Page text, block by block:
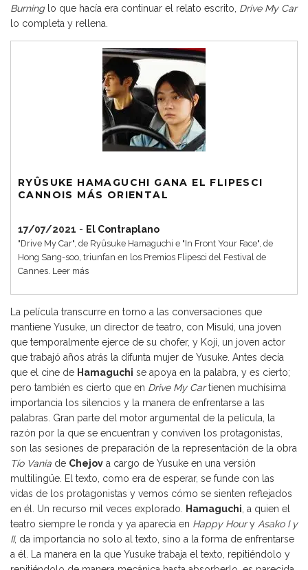
Burninglo que hacía era continuar el relato escrito, Drive My Car
lo completa y rellena.
RYÛSUKE HAMAGUCHI GANA EL FLIPESCI
CANNOIS MÁS ORIENTAL
17/07/2021 - El Contraplano
"Drive My Car", de Ryûsuke Hamaguchi e "In Front Your Face", de
Hong Sang-soo, triunfan en los Premios Flipesci del Festival de
Cannes. Leer más
La película transcurre en torno a las conversaciones que
mantiene Yusuke, un director de teatro, con Misuki, una joven
que temporalmente ejerce de su chofer, y Koji, un joven actor
que trabajó años atrás la difunta mujer de Yusuke. Antes decía
que el cine de Hamaguchi se apoya en la palabra, y es cierto;
pero también es cierto que en Drive My Cartienen muchísima
importancia los silencios y la manera de enfrentarse a las
palabras. Gran parte del motor argumental de la película, la
razón por la que se encuentran y conviven los protagonistas,
son las sesiones de preparación de la representación de la obra
Tío Vania de Chejov a cargo de Yusuke en una versión
multilingüe. El texto, como era de esperar, se funde con las
vidas de los protagonistas y vemos cómo se sienten reflejados
en él. Un recurso mil veces explorado.
Hamaguchi , a quien el
teatro siempre le ronda y ya aparecía en Happy Houry Asako I y
II, da importancia no solo al texto, sino a la forma de enfrentarse
a él. La manera en la que Yusuke trabaja el texto, repitiéndolo y